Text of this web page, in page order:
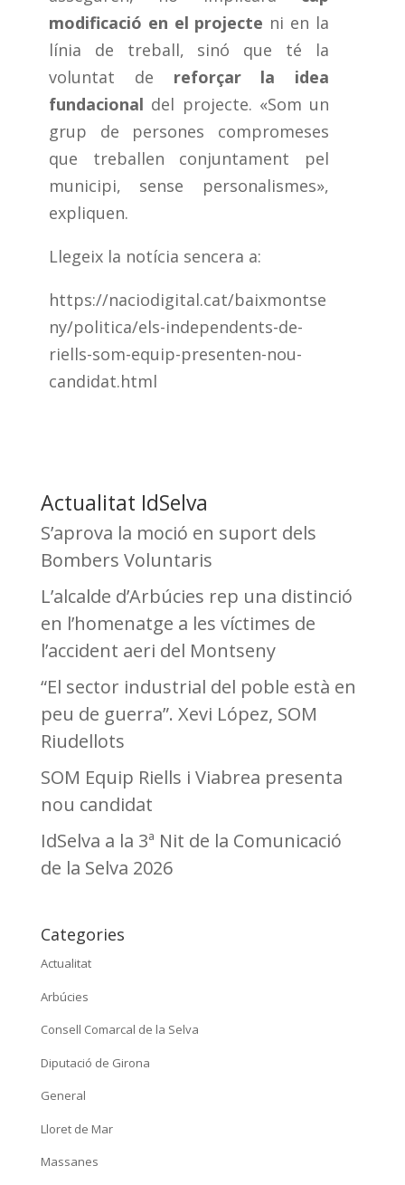
modificació en el projecte ni en la
línia de treball, sinó que té la
voluntat de
reforçar la idea
fundacional del projecte. «Som un
grup de persones compromeses
que treballen conjuntament pel
municipi, sense personalismes»,
expliquen.
Llegeix la notícia sencera a:
https://naciodigital.cat/baixmontse
ny/politica/els-independents-de-
riells-som-equip-presenten-nou-
candidat.html
Actualitat IdSelva
S’aprova la moció en suport dels
Bombers Voluntaris
L’alcalde d’Arbúcies rep una distinció
en l’homenatge a les víctimes de
l’accident aeri del Montseny
“El sector industrial del poble està en
peu de guerra”. Xevi López, SOM
Riudellots
SOM Equip Riells i Viabrea presenta
nou candidat
IdSelva a la 3ª Nit de la Comunicació
de la Selva 2026
Categories
Actualitat
Arbúcies
Consell Comarcal de la Selva
Diputació de Girona
General
Lloret de Mar
Massanes